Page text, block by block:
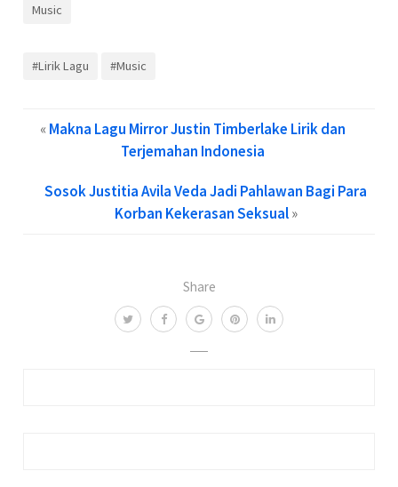
Share
Music
#Lirik Lagu #Music
«Makna Lagu Mirror Justin Timberlake Lirik dan
Terjemahan Indonesia
Sosok Justitia Avila Veda Jadi Pahlawan Bagi Para
Korban Kekerasan Seksual»